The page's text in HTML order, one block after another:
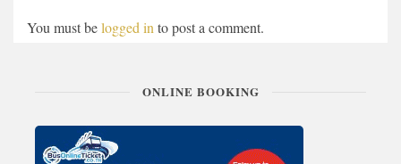
You must belogged in to post a comment.
ONLINE BOOKING